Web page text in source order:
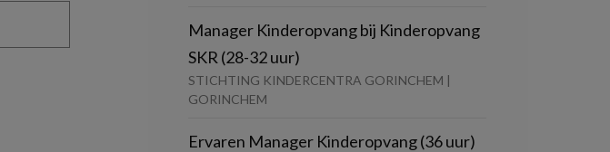
Manager Kinderopvang bij Kinderopvang
SKR (28-32 uur)
STICHTING KINDERCENTRA GORINCHEM |
GORINCHEM
Ervaren Manager Kinderopvang (36 uur)